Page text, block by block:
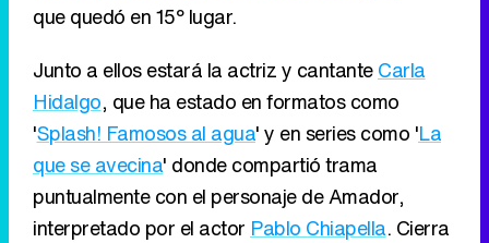
que quedó en 15º lugar.
Junto a ellos estará la actriz y cantanteCarla
Hidalgo, que ha estado en formatos como
'Splash! Famosos al agua' y en series como 'La
que se avecina' donde compartió trama
puntualmente con el personaje de Amador,
interpretado por el actor Pablo Chiapella. Cierra